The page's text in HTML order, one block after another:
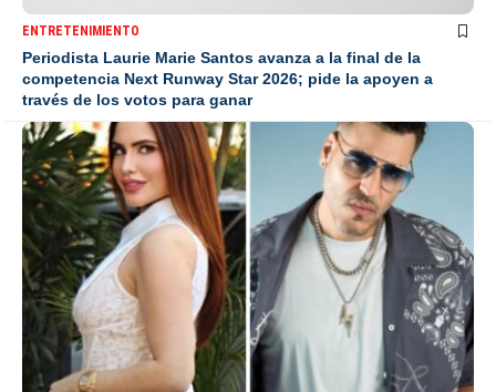
ENTRETENIMIENTO
Periodista Laurie Marie Santos avanza a la final de la
competencia Next Runway Star 2026; pide la apoyen a
través de los votos para ganar